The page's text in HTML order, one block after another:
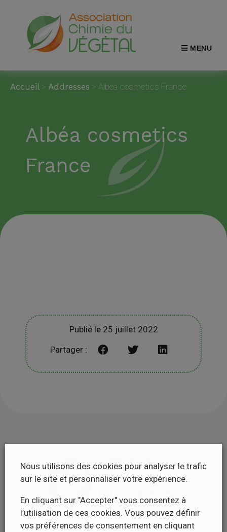
MENU
Accueil > Addresses > Albéa cosmetics France
Albéa cosmetics
France
Publié le 25 juillet 2022
Partager :
Nous utilisons des cookies pour analyser le trafic
sur le site et personnaliser votre expérience.
En cliquant sur "Accepter" vous consentez à
l’utilisation de ces cookies. Vous pouvez définir
vos préférences de consentement en cliquant